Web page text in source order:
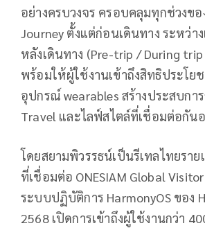
อย่างครบวงจร ครอบคลุมทุกช่วงขอ
Journey ตั้งแต่ก่อนเดินทาง ระหว่า
หลังเดินทาง (Pre-trip / During
พร้อมให้ผู้ใช้งานเข้าถึงสิทธิประโ
อุปกรณ์ wearables สร้างประสบกา
Travel และไลฟ์สไตล์ที่เชื่อมต่อกัน
โดยสยามพิวรรธน์เป็นรีเทลไทยราย
ที่เชื่อมต่อ ONESIAM Global
ระบบปฏิบัติการ HarmonyOS ของ
2568 เปิดการเข้าถึงผู้ใช้งานกว่า